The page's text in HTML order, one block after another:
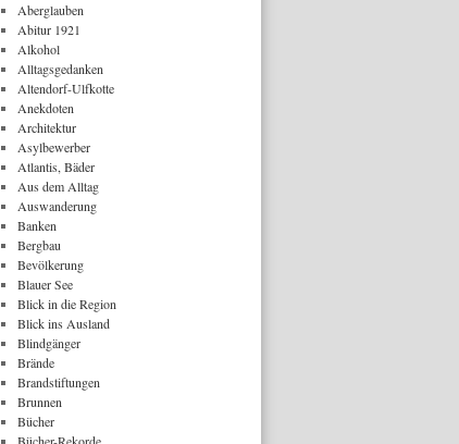
Aberglauben
Abitur 1921
Alkohol
Alltagsgedanken
Altendorf-Ulfkotte
Anekdoten
Architektur
Asylbewerber
Atlantis, Bäder
Aus dem Alltag
Auswanderung
Banken
Bergbau
Bevölkerung
Blauer See
Blick in die Region
Blick ins Ausland
Blindgänger
Brände
Brandstiftungen
Brunnen
Bücher